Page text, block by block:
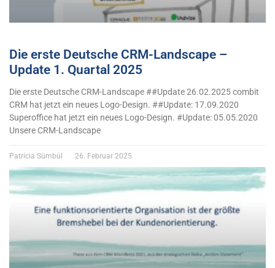
Die erste Deutsche CRM-Landscape –
Update 1. Quartal 2025
Die erste Deutsche CRM-Landscape ##Update 26.02.2025 combit
CRM hat jetzt ein neues Logo-Design. ##Update: 17.09.2020
Superoffice hat jetzt ein neues Logo-Design. #Update: 05.05.2020
Unsere CRM-Landscape
Patricia Sümbül 26. Februar 2025